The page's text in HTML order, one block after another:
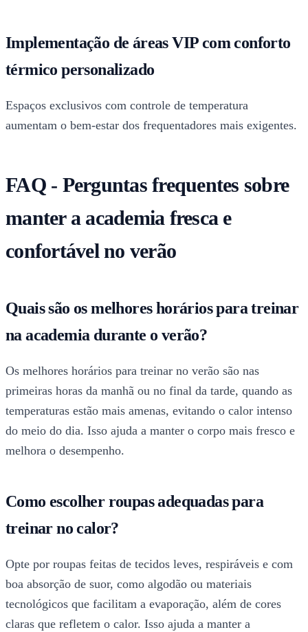
Implementação de áreas VIP com conforto
térmico personalizado
Espaços exclusivos com controle de temperatura
aumentam o bem-estar dos frequentadores mais exigentes.
FAQ - Perguntas frequentes sobre
manter a academia fresca e
confortável no verão
Quais são os melhores horários para treinar
na academia durante o verão?
Os melhores horários para treinar no verão são nas
primeiras horas da manhã ou no final da tarde, quando as
temperaturas estão mais amenas, evitando o calor intenso
do meio do dia. Isso ajuda a manter o corpo mais fresco e
melhora o desempenho.
Como escolher roupas adequadas para
treinar no calor?
Opte por roupas feitas de tecidos leves, respiráveis e com
boa absorção de suor, como algodão ou materiais
tecnológicos que facilitam a evaporação, além de cores
claras que refletem o calor. Isso ajuda a manter a